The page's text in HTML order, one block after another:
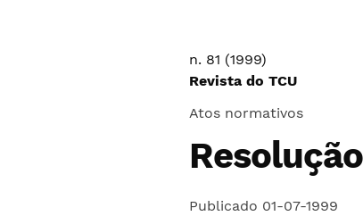
n. 81 (1999)
Revista do TCU
Atos normativos
Publicado 01-07-1999